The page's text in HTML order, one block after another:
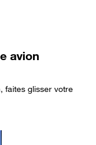
avion
faites glisser votre